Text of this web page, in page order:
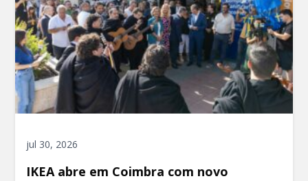
jul 30, 2026
IKEA abre em Coimbra com novo